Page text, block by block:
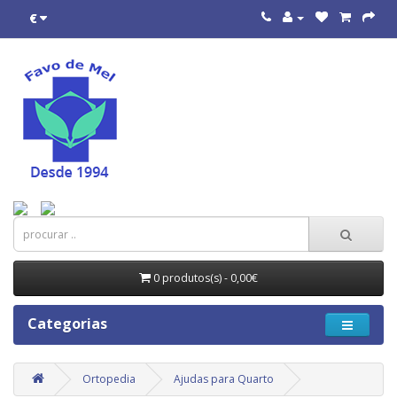
€
0 produtos(s) - 0,00€
Categorias
Ortopedia Ajudas para Quarto